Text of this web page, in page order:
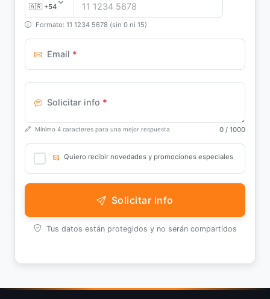
Formato: 11 1234 5678 (sin 0 ni 15)
Email *
Solicitar info *
Mínimo 4 caracteres para una mejor respuesta 0 / 1000
Quiero recibir novedades y promociones especiales
Solicitar info
Tus datos están protegidos y no serán compartidos